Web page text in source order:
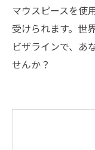
マウスピースを使
受けられます。世
ビザラインで、あ
せんか？